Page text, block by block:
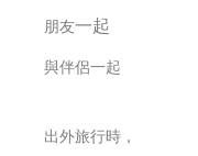
朋友一起
與伴侶一起
出外旅行時，